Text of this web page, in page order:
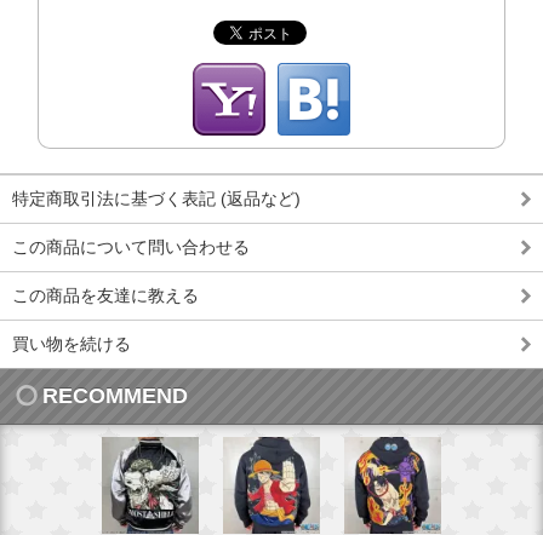
特定商取引法に基づく表記 (返品など)
この商品について問い合わせる
この商品を友達に教える
買い物を続ける
RECOMMEND